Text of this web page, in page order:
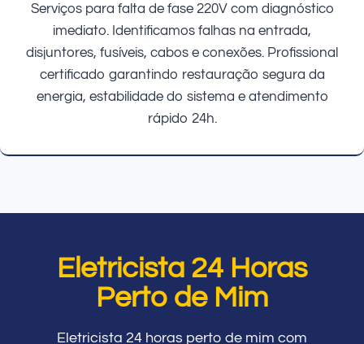
Serviços para falta de fase 220V com diagnóstico
imediato. Identificamos falhas na entrada,
disjuntores, fusíveis, cabos e conexões. Profissional
certificado garantindo restauração segura da
energia, estabilidade do sistema e atendimento
rápido 24h.
Eletricista 24 Horas
Perto de Mim
Eletricista 24 horas perto de mim com